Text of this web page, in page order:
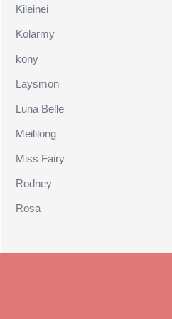
Kileinei
Kolarmy
kony
Laysmon
Luna Belle
Meililong
Miss Fairy
Rodney
Rosa